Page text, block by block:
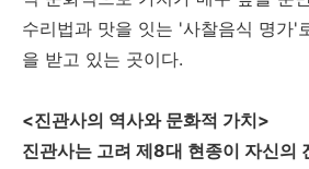
수리법과 맛을 잇는 '사찰음식 명가'
을 받고 있는 곳이다.
<진관사의 역사와 문화적 가치>
진관사는 고려 제8대 현종이 자신의